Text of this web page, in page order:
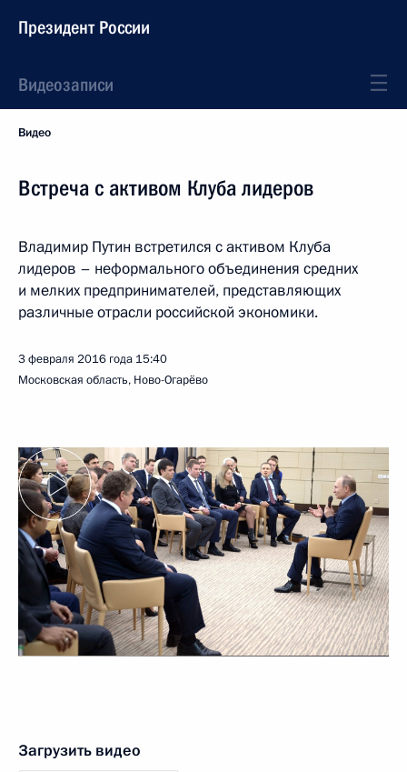
Президент России
Видеозаписи
Видео
Встреча с активом Клуба лидеров
Владимир Путин встретился с активом Клуба
лидеров – неформального объединения средних
и мелких предпринимателей, представляющих
различные отрасли российской экономики.
3 февраля 2016 года 15:40
Московская область, Ново-Огарёво
Загрузить видео